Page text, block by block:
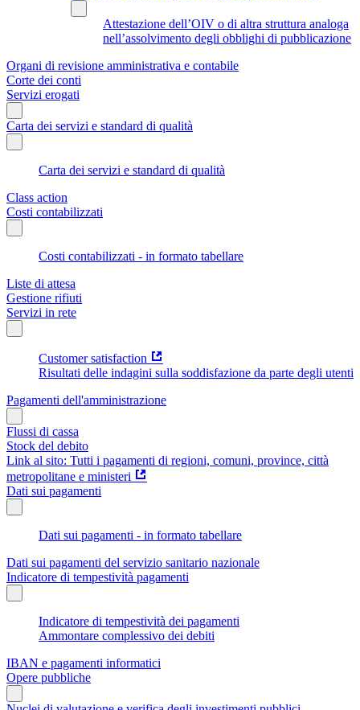
Attestazione dell’OIV o di altra struttura analoga
nell’assolvimento degli obblighi di pubblicazione
Organi di revisione amministrativa e contabile
Corte dei conti
Servizi erogati
Carta dei servizi e standard di qualità
Carta dei servizi e standard di qualità
Class action
Costi contabilizzati
Costi contabilizzati - in formato tabellare
Liste di attesa
Gestione rifiuti
Servizi in rete
Customer satisfaction
Risultati delle indagini sulla soddisfazione da parte degli utenti
Pagamenti dell'amministrazione
Flussi di cassa
Stock del debito
Link al sito: Tutti i pagamenti di regioni, comuni, province, città
metropolitane e ministeri
Dati sui pagamenti
Dati sui pagamenti - in formato tabellare
Dati sui pagamenti del servizio sanitario nazionale
Indicatore di tempestività pagamenti
Indicatore di tempestività dei pagamenti
Ammontare complessivo dei debiti
IBAN e pagamenti informatici
Opere pubbliche